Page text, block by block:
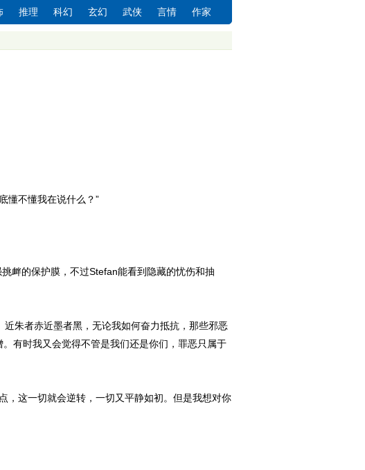
推理 科幻 玄幻 武侠 言情 作家
懂不懂我在说什么？”
衅的保护膜，不过Stefan能看到隐藏的忧伤和抽
朱者赤近墨者黑，无论我如何奋力抵抗，那些邪恶
有时我又会觉得不管是我们还是你们，罪恶只属于
这一切就会逆转，一切又平静如初。但是我想对你